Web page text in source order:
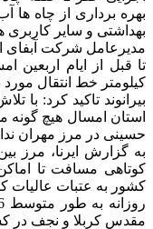
بهره برداری از چاه
بهداشتی و سایر
کیلومتر خط انتقال
بیرانوند تاکید کرد: با
استان امسال هیچ گونه
حسینی در مرز مهران
به گزارش ایرنا، مرز
کوتاهی مسافت تا
کشور به عتبات عالیات
مقدس کربلا و نجف در